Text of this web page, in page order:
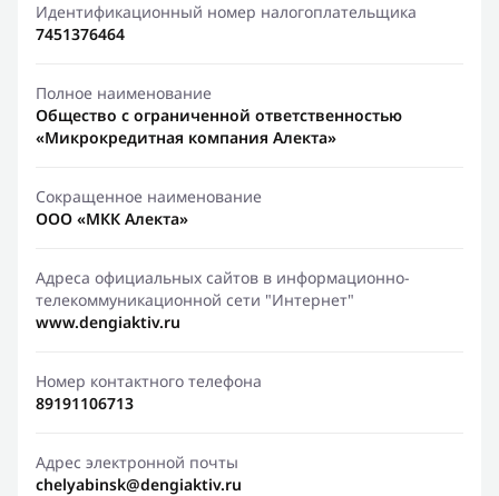
Идентификационный номер налогоплательщика
7451376464
Полное наименование
Общество с ограниченной ответственностью
«Микрокредитная компания Алекта»
Сокращенное наименование
ООО «МКК Алекта»
Адреса официальных сайтов в информационно-
телекоммуникационной сети "Интернет"
www.dengiaktiv.ru
Номер контактного телефона
89191106713
Адрес электронной почты
chelyabinsk@dengiaktiv.ru